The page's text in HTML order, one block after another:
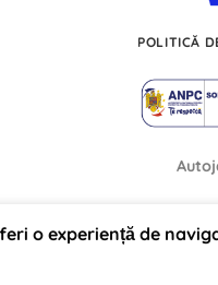
POLITICĂ
o experiență de